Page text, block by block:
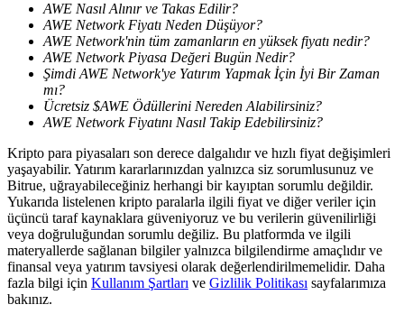
BTR Kilitleme
BTR sahiplerine özel yatırımlar
Krediler
Kripto destekli borçlanma hizmeti
AWE Nasıl Alınır ve Takas Edilir?
AWE Network Fiyatı Neden Düşüyor?
AWE Network'nin tüm zamanların en yüksek fiyatı nedir?
AWE Network Piyasa Değeri Bugün Nedir?
Şimdi AWE Network'ye Yatırım Yapmak İçin İyi Bir Zaman
mı?
Ücretsiz $AWE Ödüllerini Nereden Alabilirsiniz?
AWE Network Fiyatını Nasıl Takip Edebilirsiniz?
Kripto para piyasaları son derece dalgalıdır ve hızlı fiyat değişimleri
yaşayabilir. Yatırım kararlarınızdan yalnızca siz sorumlusunuz ve
Bitrue, uğrayabileceğiniz herhangi bir kayıptan sorumlu değildir.
Yukarıda listelenen kripto paralarla ilgili fiyat ve diğer veriler için
üçüncü taraf kaynaklara güveniyoruz ve bu verilerin güvenilirliği
veya doğruluğundan sorumlu değiliz. Bu platformda ve ilgili
materyallerde sağlanan bilgiler yalnızca bilgilendirme amaçlıdır ve
finansal veya yatırım tavsiyesi olarak değerlendirilmemelidir. Daha
fazla bilgi için Kullanım Şartları ve Gizlilik Politikası sayfalarımıza
bakınız.